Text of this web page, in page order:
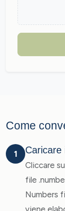
Come
1 Caricare
Cliccare
file
Numbers
viene